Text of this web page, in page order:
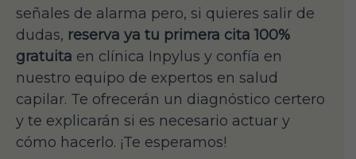
señales de alarma pero, si quieres salir de
dudas, reserva ya tu primera cita 100%
gratuita en clínica Inpylus y confía en
nuestro equipo de expertos en salud
capilar. Te ofrecerán un diagnóstico certero
y te explicarán si es necesario actuar y
cómo hacerlo. ¡Te esperamos!